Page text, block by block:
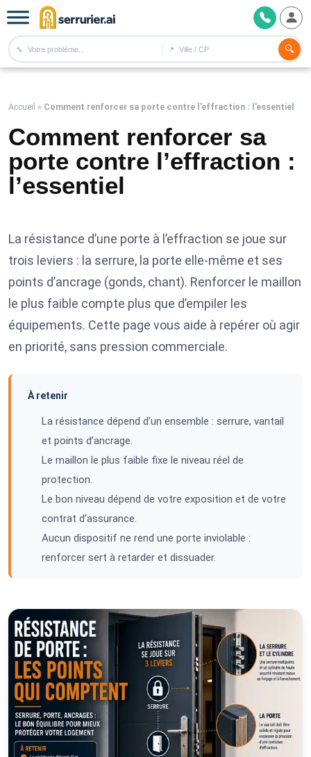
🔧 📍 🔍
Accueil » Comment renforcer sa porte contre l’effraction : l’essentiel
Comment renforcer sa
porte contre l’effraction :
l’essentiel
La résistance d’une porte à l’effraction se joue sur
trois leviers : la serrure, la porte elle-même et ses
points d’ancrage (gonds, chant). Renforcer le maillon
le plus faible compte plus que d’empiler les
équipements. Cette page vous aide à repérer où agir
en priorité, sans pression commerciale.
À retenir
La résistance dépend d’un ensemble : serrure, vantail
et points d’ancrage.
Le maillon le plus faible fixe le niveau réel de
protection.
Le bon niveau dépend de votre exposition et de votre
contrat d’assurance.
Aucun dispositif ne rend une porte inviolable :
renforcer sert à retarder et dissuader.